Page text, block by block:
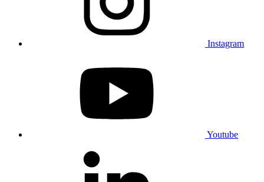
Instagram
Youtube